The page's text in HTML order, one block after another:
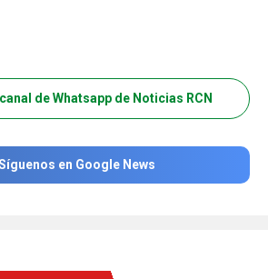
de Whatsapp de Noticias RCN
en Google News